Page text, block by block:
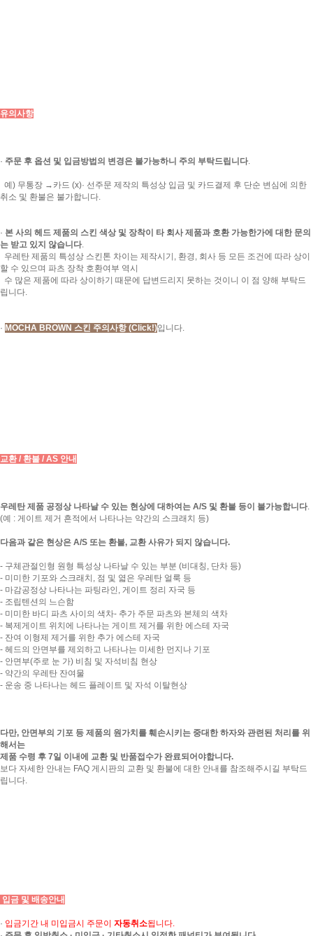
유의사항
· 주문 후 옵션 및 입금방법의 변경은 불가능하니 주의 부탁드립니다.
예) 무통장 →카드 (x)· 선주문 제작의 특성상 입금 및 카드결제 후 단순 변심에 의한
취소 및 환불은 불가합니다.
· 본 사의 헤드 제품의 스킨 색상 및 장착이 타 회사 제품과 호환 가능한가에 대한 문의
는 받고 있지 않습니다.
우레탄 제품의 특성상 스킨톤 차이는 제작시기, 환경, 회사 등 모든 조건에 따라 상이
할 수 있으며 파츠 장착 호환여부 역시
수 많은 제품에 따라 상이하기 때문에 답변드리지 못하는 것이니 이 점 양해 부탁드
립니다.
· MOCHA BROWN 스킨 주의사항 (Click!)입니다.
교환 / 환불 / AS 안내
우레탄 제품 공정상 나타날 수 있는 현상에 대하여는 A/S 및 환불 등이 불가능합니다.
(예 : 게이트 제거 흔적에서 나타나는 약간의 스크래치 등)
다음과 같은 현상은 A/S 또는 환불, 교환 사유가 되지 않습니다.
- 구체관절인형 원형 특성상 나타날 수 있는 부분 (비대칭, 단차 등)
- 미미한 기포와 스크래치, 점 및 엷은 우레탄 얼룩 등
- 마감공정상 나타나는 파팅라인, 게이트 정리 자국 등
- 조립텐션의 느슨함
- 미미한 바디 파츠 사이의 색차- 추가 주문 파츠와 본체의 색차
- 복제게이트 위치에 나타나는 게이트 제거를 위한 에스테 자국
- 잔여 이형제 제거를 위한 추가 에스테 자국
- 헤드의 안면부를 제외하고 나타나는 미세한 먼지나 기포
- 안면부(주로 눈 가) 비침 및 자석비침 현상
- 약간의 우레탄 잔여물
- 운송 중 나타나는 헤드 플레이트 및 자석 이탈현상
다만, 안면부의 기포 등 제품의 원가치를 훼손시키는 중대한 하자와 관련된 처리를 위
해서는
제품 수령 후 7일 이내에 교환 및 반품접수가 완료되어야합니다.
보다 자세한 안내는 FAQ 게시판의 교환 및 환불에 대한 안내를 참조해주시길 부탁드
립니다.
입금 및 배송안내
· 입금기간 내 미입금시 주문이 자동취소됩니다.